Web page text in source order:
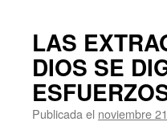
LAS
DIOS SE
Publicada el noviembre